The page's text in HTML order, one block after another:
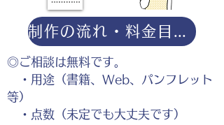
◎ご相談は無料です。
・用途（書籍、Web、パンフレット
等）
・点数（未定でも大丈夫です）